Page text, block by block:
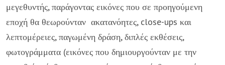
μεγεθυντής, παράγοντας εικόνες που σε προηγούμενη
εποχή θα θεωρούνταν ακατανόητες, close-ups και
λεπτομέρειες, παγωμένη δράση, διπλές εκθέσεις,
φωτογράμματα (εικόνες που δημιουργούνταν με την